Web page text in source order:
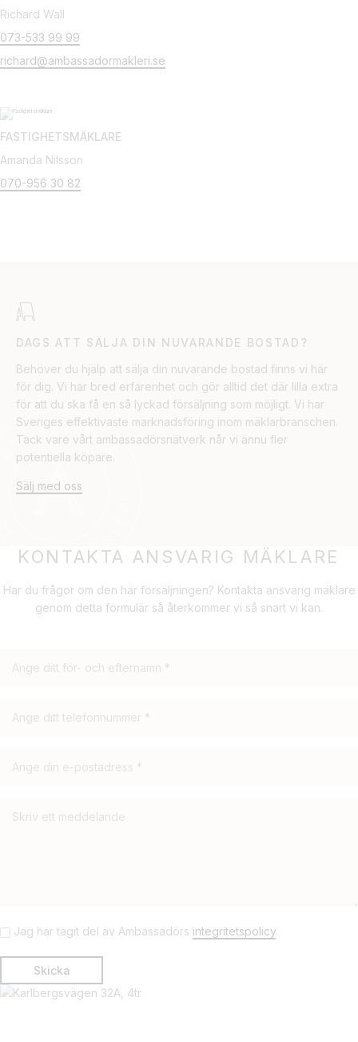
Richard Wall
073-533 99 99
richard@ambassadormakleri.se
FASTIGHETSMÄKLARE
Amanda Nilsson
070-956 30 82
DAGS ATT SÄLJA DIN NUVARANDE BOSTAD?
Behöver du hjälp att sälja din nuvarande bostad finns vi här
för dig. Vi har bred erfarenhet och gör alltid det där lilla extra
för att du ska få en så lyckad försäljning som möjligt. Vi har
Sveriges effektivaste marknadsföring inom mäklarbranschen.
Tack vare vårt ambassadörsnätverk når vi ännu fler
potentiella köpare.
Sälj med oss
KONTAKTA ANSVARIG MÄKLARE
Har du frågor om den här försäljningen? Kontakta ansvarig mäklare
genom detta formulär så återkommer vi så snart vi kan.
Jag har tagit del av Ambassadörs integritetspolicy.